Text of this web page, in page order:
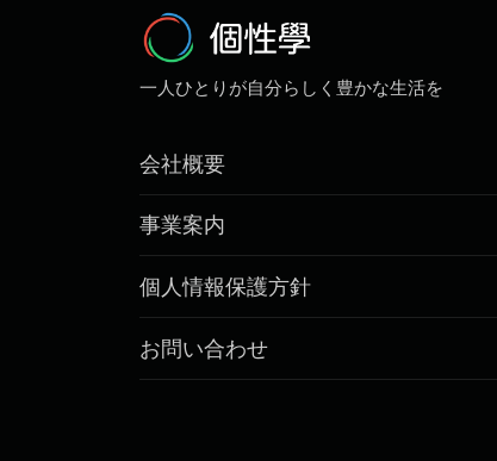
一人ひとりが自分らしく豊かな生活を
会社概要
事業案内
個人情報保護方針
お問い合わせ